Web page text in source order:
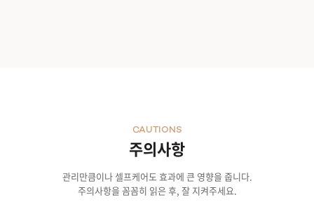
주의사항
CAUTIONS
관리만큼이나 셀프케어도 효과에 큰 영향을 줍니다.
주의사항을 꼼꼼히 읽은 후, 잘 지켜주세요.